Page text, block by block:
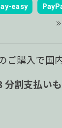
easy
ご購入で国
分割支払い